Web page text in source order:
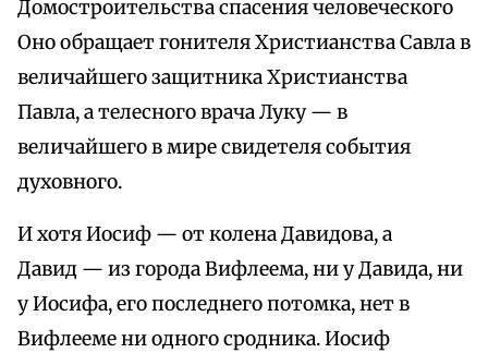
Домостроительства спасения человеческого
Оно обращает гонителя Христианства Савла в
величайшего защитника Христианства
Павла, а телесного врача Луку — в
величайшего в мире свидетеля события
духовного.
И хотя Иосиф — от колена Давидова, а
Давид — из города Вифлеема, ни у Давида, ни
у Иосифа, его последнего потомка, нет в
Вифлееме ни одного сродника. Иосиф